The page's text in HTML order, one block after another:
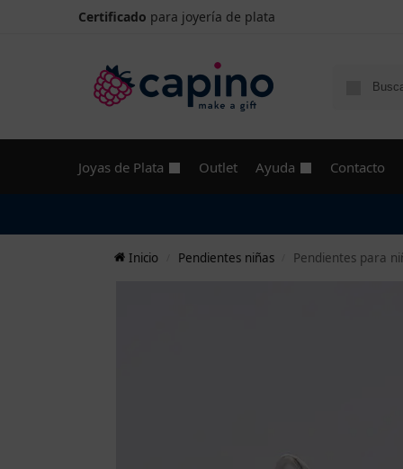
Certificado para joyería de plata
Joyas de Plata Outlet Ayuda Contacto
Inicio Pendientes niñas Pendientes para